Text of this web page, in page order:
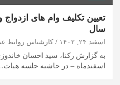
تعیین تکلیف وام‌ های ازدواج
سال
اسفند ۲۴, ۱۴۰۲ کارشناس روابط
اسفندماه – در حاشیه جلسه